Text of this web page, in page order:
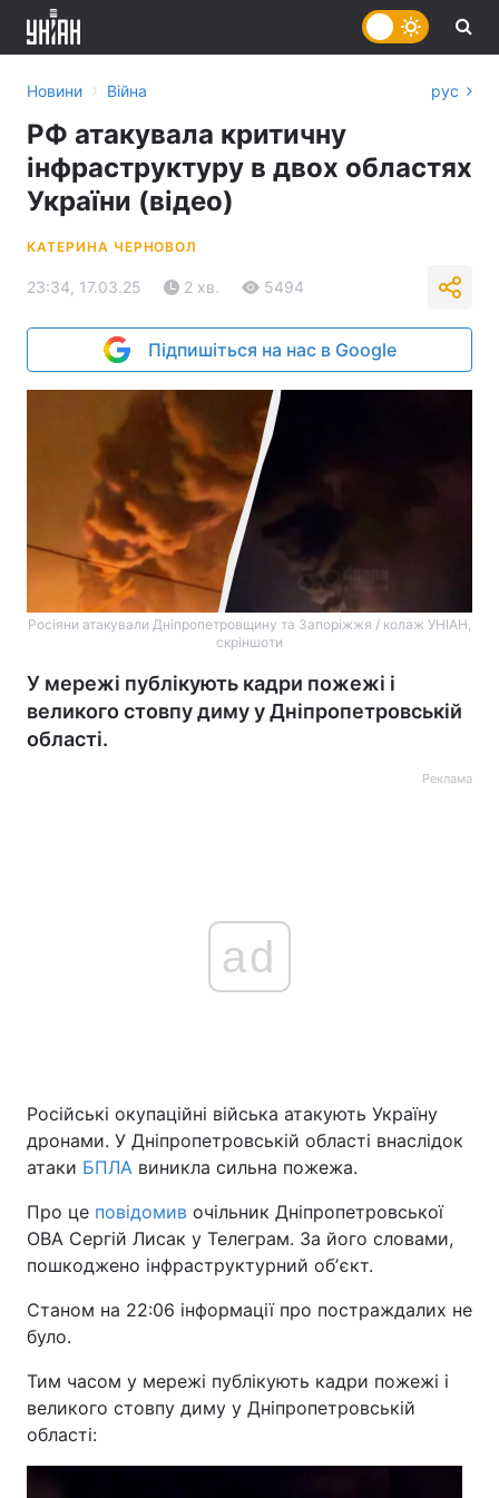
Україна Політика
Спорт Наука
Зброя
Здоров'я Туризм
Цікавинки
Новини › Війна рус
РФ атакувала критичну
інфраструктуру в двох областях
України (відео)
КАТЕРИНА ЧЕРНОВОЛ
23:34, 17.03.25 2 хв. 5494
Підпишіться на нас в Google
Росіяни атакували Дніпропетровщину та Запоріжжя / колаж УНІАН,
скріншоти
У мережі публікують кадри пожежі і
великого стовпу диму у Дніпропетровській
області.
Реклама
ad
Російські окупаційні війська атакують Україну
дронами. У Дніпропетровській області внаслідок
атаки БПЛА виникла сильна пожежа.
Про це повідомив очільник Дніпропетровської
ОВА Сергій Лисак у Телеграм. За його словами,
пошкоджено інфраструктурний обʼєкт.
Станом на 22:06 інформації про постраждалих не
було.
Тим часом у мережі публікують кадри пожежі і
великого стовпу диму у Дніпропетровській
області: